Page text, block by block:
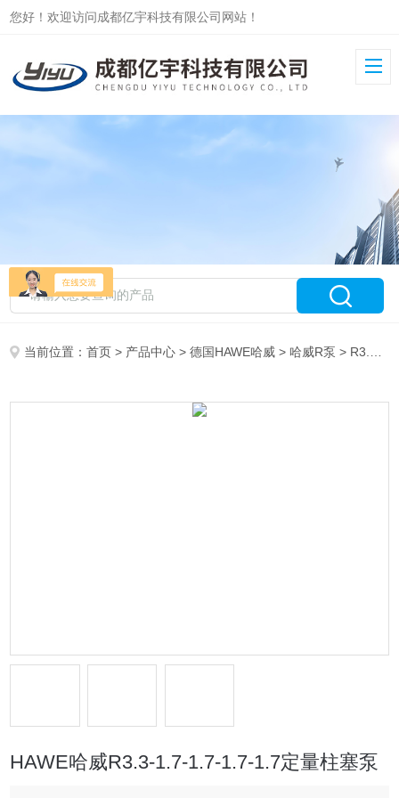
您好！欢迎访问成都亿宇科技有限公司网站！
当前位置：首页 > 产品中心 >德国HAWE哈威 >哈威R泵 > R3.3-1.7-1.7-1.7-1.7AHAWE哈威R3.3-1.7-1.7-1.7-1.7定量柱塞泵
HAWE哈威R3.3-1.7-1.7-1.7-1.7定量柱塞泵